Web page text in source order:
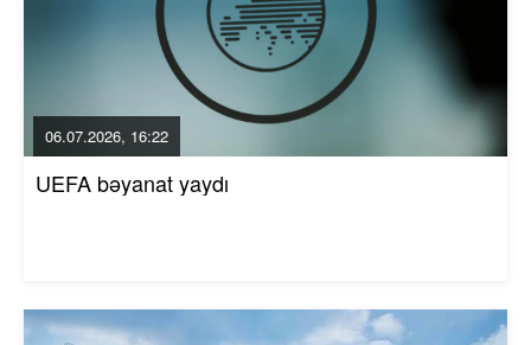
06.07.2026, 16:22
UEFA bəyanat yaydı